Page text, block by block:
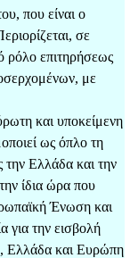
που είναι ο
σε
ρόλο επιτηρήσεως
με
και υποκείμενη
ως όπλο τη
την Ελλάδα και την
ίδια ώρα που
Ένωση και
για την εισβολή
Ελλάδα και Ευρώπη